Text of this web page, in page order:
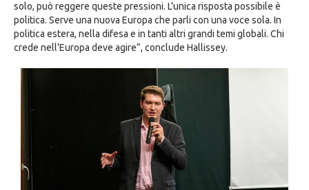
solo, può reggere queste pressioni. L’unica risposta possibile è
politica. Serve una nuova Europa che parli con una voce sola. In
politica estera, nella difesa e in tanti altri grandi temi globali. Chi
crede nell’Europa deve agire”, conclude Hallissey.